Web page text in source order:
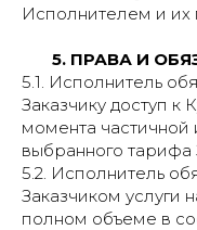
Исполнителем и их
5. ПРАВА И
5.1. Исполнитель
Заказчику доступ к
момента
выбранного тарифа
5.2. Исполнитель
Заказчиком
полном объеме в